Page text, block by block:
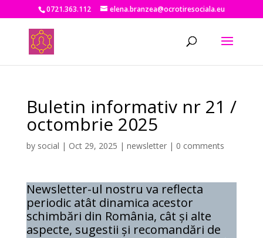
0721.363.112 elena.branzea@ocrotiresociala.eu
Buletin informativ nr 21 /
octombrie 2025
by social | Oct 29, 2025 | newsletter| 0 comments
Newsletter-ul nostru va reflecta
periodic atât dinamica acestor
schimbări din România, cât și alte
aspecte, sugestii și recomandări de